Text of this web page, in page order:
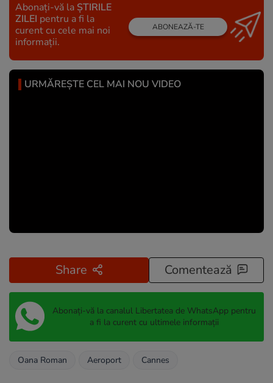
Abonați-vă la ȘTIRILE
ZILEI pentru a fi la
curent cu cele mai noi
informații.
ABONEAZĂ-TE
URMĂREȘTE CEL MAI NOU VIDEO
Share Comentează
Abonați-vă la canalul Libertatea de WhatsApp pentru
a fi la curent cu ultimele informații
Oana Roman Aeroport Cannes